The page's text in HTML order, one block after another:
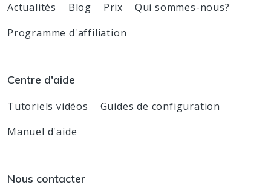
Actualités Blog Prix
Qui sommes-nous?
Programme d'affiliation
Centre d'aide
Tutoriels vidéos
Guides de configuration
Manuel d'aide
Nous contacter